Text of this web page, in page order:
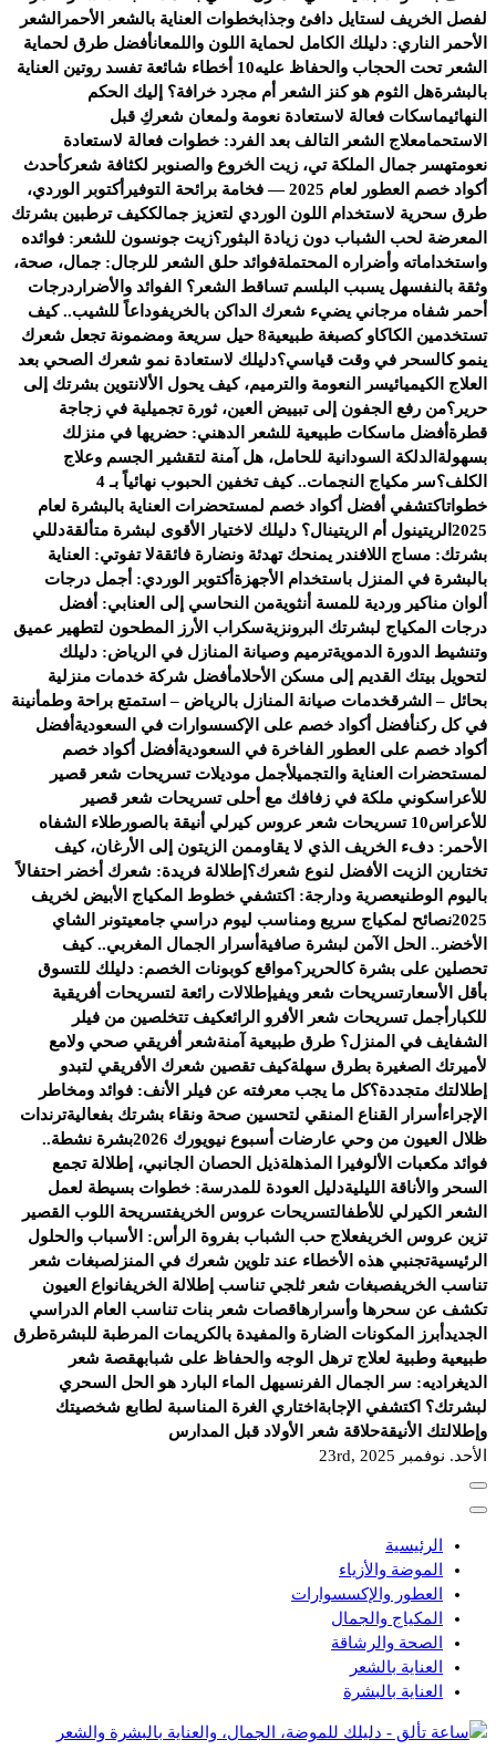
لفصل الخريف لستايل دافئ وجذابخطوات العناية بالشعر الأحمر الشعر
الأحمر الناري: دليلك الكامل لحماية اللون واللمعانأفضل طرق لحماية
الشعر تحت الحجاب والحفاظ عليه
10 أخطاء شائعة تفسد روتين العناية
بالبشرةهل الثوم هو كنز الشعر أم مجرد خرافة؟ إليك الحكم
النهائيماسكات فعالة لاستعادة نعومة ولمعان شعركِ قبل
الاستحمامعلاج الشعر التالف بعد الفرد: خطوات فعالة لاستعادة
نعومتهسر جمال الملكة تي، زيت الخروع والصنوبر لكثافة شعركأحدث
أكواد خصم العطور لعام 2025 — فخامة برائحة التوفير
أكتوبر الوردي،
طرق سحرية لاستخدام اللون الوردي لتعزيز جمالككيف ترطبين بشرتك
المعرضة لحب الشباب دون زيادة البثور؟زيت جونسون للشعر: فوائده
واستخداماته وأضراره المحتملةفوائد حلق الشعر للرجال: جمال، صحة،
وثقة بالنفسهل يسبب البلسم تساقط الشعر؟ الفوائد والأضرار درجات
أحمر شفاه مرجاني يضيء شعرك الداكن بالخريفوداعاً للشيب.. كيف
تستخدمين الكاكاو كصبغة طبيعية
8 حيل سريعة ومضمونة تجعل شعرك
ينمو كالسحر في وقت قياسي؟دليلك لاستعادة نمو شعرك الصحي بعد
العلاج الكيميائيسر النعومة والترميم، كيف يحول الألانتوين بشرتك إلى
حرير؟من رفع الجفون إلى تبييض العين، ثورة تجميلية في زجاجة
قطرة أفضل ماسكات طبيعية للشعر الدهني: حضريها في منزلك
بسهولة الدلكة السودانية للحامل، هل آمنة لتقشير الجسم وعلاج
الكلف؟
سر مكياج النجمات.. كيف تخفين الحبوب نهائياً بـ 4
خطواتاكتشفي أفضل أكواد خصم لمستحضرات العناية بالبشرة لعام
2025 الريتينول أم الريتينال؟ دليلك لاختيار الأقوى لبشرة متألقةدللي
بشرتك: مساج اللافندر يمنحك تهدئة ونضارة فائقةلا تفوتي: العناية
بالبشرة في المنزل باستخدام الأجهزة أكتوبر الوردي: أجمل درجات
ألوان مناكير وردية للمسة أنثويةمن النحاسي إلى العنابي: أفضل
درجات المكياج لبشرتك البرونزيةسكراب الأرز المطحون لتطهير عميق
وتنشيط الدورة الدمويةترميم وصيانة المنازل في الرياض: دليلك
لتحويل بيتك القديم إلى مسكن الأحلامأفضل شركة خدمات منزلية
بحائل – الشرقخدمات صيانة المنازل بالرياض – استمتع براحة وطمأنينة
في كل ركنأفضل أكواد خصم على الإكسسوارات في السعودية أفضل
أكواد خصم على العطور الفاخرة في السعودية أفضل أكواد خصم
لمستحضرات العناية والتجميلأجمل موديلات تسريحات شعر قصير
للأعراسكوني ملكة في زفافك مع أحلى تسريحات شعر قصير
للأعراس10 تسريحات شعر عروس كيرلي أنيقة بالصور
طلاء الشفاه
الأحمر: دفء الخريف الذي لا يقاوممن الزيتون إلى الأرغان، كيف
تختارين الزيت الأفضل لنوع شعرك؟ إطلالة فريدة: شعرك أخضر احتفالاً
باليوم الوطنيعصرية ودارجة: اكتشفي خطوط المكياج الأبيض لخريف
2025نصائح لمكياج سريع ومناسب ليوم دراسي جامعيتونر الشاي
الأخضر.. الحل الآمن لبشرة صافية أسرار الجمال المغربي.. كيف
تحصلين على بشرة كالحرير؟مواقع كوبونات الخصم: دليلك للتسوق
بأقل الأسعارتسريحات شعر ويفيإطلالات رائعة لتسريحات أفريقية
للكبار أجمل تسريحات شعر الأفرو الرائعكيف تتخلصين من فيلر
الشفايف في المنزل؟ طرق طبيعية آمنةشعر أفريقي صحي ولامع
لأميرتك الصغيرة بطرق سهلةكيف تقصين شعرك الأفريقي لتبدو
إطلالتك متجددة؟كل ما يجب معرفته عن فيلر الأنف: فوائد ومخاطر
الإجراء أسرار القناع المنقي لتحسين صحة ونقاء بشرتك بفعاليةترندات
ظلال العيون من وحي عارضات أسبوع نيويورك 2026
بشرة نشطة..
فوائد مكعبات الألوفيرا المذهلةذيل الحصان الجانبي، إطلالة تجمع
السحر والأناقة الليليةدليل العودة للمدرسة: خطوات بسيطة لعمل
الشعر الكيرلي للأطفالتسريحات عروس الخريفتسريحة اللوب القصير
تزين عروس الخريفعلاج حب الشباب بفروة الرأس: الأسباب والحلول
الرئيسيةتجنبي هذه الأخطاء عند تلوين شعرك في المنزلصبغات شعر
تناسب الخريفصبغات شعر ثلجي تناسب إطلالة الخريفانواع العيون
تكشف عن سحرها وأسرارهاقصات شعر بنات تناسب العام الدراسي
الجديد أبرز المكونات الضارة والمفيدة بالكريمات المرطبة للبشرةطرق
طبيعية وطبية لعلاج ترهل الوجه والحفاظ على شبابهقصة شعر
الديغراديه: سر الجمال الفرنسيهل الماء البارد هو الحل السحري
لبشرتك؟ اكتشفي الإجابة اختاري الغرة المناسبة لطابع شخصيتك
وإطلالتك الأنيقةحلاقة شعر الأولاد قبل المدارس
الأحد. نوفمبر 23rd, 2025
الرئيسية
الموضة والأزياء
العطور والإكسسوارات
المكياج والجمال
الصحة والرشاقة
العناية بالشعر
العناية بالبشرة